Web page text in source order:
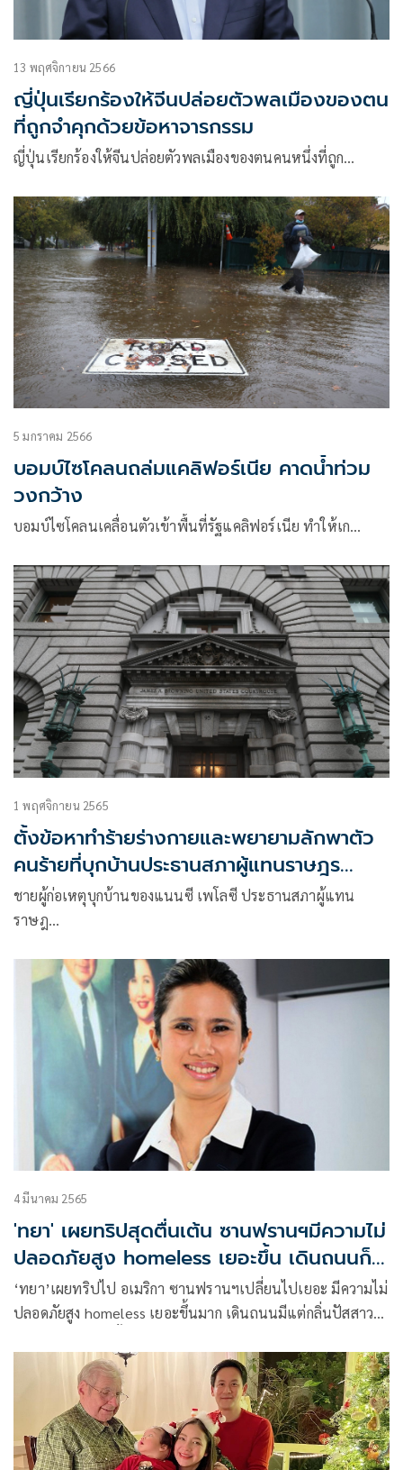
13 พฤศจิกายน 2566
ญี่ปุ่นเรียกร้องให้จีนปล่อยตัวพลเมืองของตน
ที่ถูกจำคุกด้วยข้อหาจารกรรม
ญี่ปุ่นเรียกร้องให้จีนปล่อยตัวพลเมืองของตนคนหนึ่งที่ถูก…
5 มกราคม 2566
บอมบ์ไซโคลนถล่มแคลิฟอร์เนีย คาดน้ำท่วม
วงกว้าง
บอมบ์ไซโคลนเคลื่อนตัวเข้าพื้นที่รัฐแคลิฟอร์เนีย ทำให้เก…
1 พฤศจิกายน 2565
ตั้งข้อหาทำร้ายร่างกายและพยายามลักพาตัว
คนร้ายที่บุกบ้านประธานสภาผู้แทนราษฎร
สหรัฐฯ
ชายผู้ก่อเหตุบุกบ้านของแนนซี เพโลซี ประธานสภาผู้แทน
ราษฎ…
4 มีนาคม 2565
'ทยา' เผยทริปสุดตื่นเต้น ซานฟรานฯมีความไม่
ปลอดภัยสูง homeless เยอะขึ้น เดินถนนก็
ผวาโดน attack
‘ทยา’เผยทริปไป อเมริกา ซานฟรานฯเปลี่ยนไปเยอะ มีความไม่
ปลอดภัยสูง homeless เยอะขึ้นมาก เดินถนนมีแต่กลิ่นปัสสาวะ
แย่ สรุปคิดถึงเมืองไทยมาก